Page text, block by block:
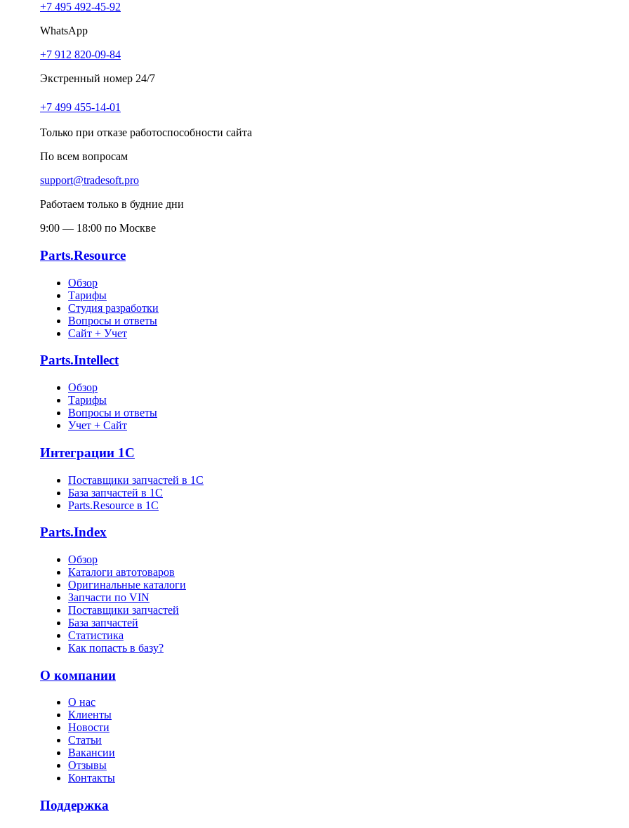
+7 495 492-45-92
WhatsApp
+7 912 820-09-84
Экстренный номер 24/7
+7 499 455-14-01
Только при отказе работоспособности сайта
По всем вопросам
support@tradesoft.pro
Работаем только в будние дни
9:00 — 18:00 по Москве
Parts.Resource
Обзор
Тарифы
Студия разработки
Вопросы и ответы
Сайт + Учет
Parts.Intellect
Обзор
Тарифы
Вопросы и ответы
Учет + Сайт
Интеграции 1С
Поставщики запчастей в 1C
База запчастей в 1С
Parts.Resource в 1C
Parts.Index
Обзор
Каталоги автотоваров
Оригинальные каталоги
Запчасти по VIN
Поставщики запчастей
База запчастей
Статистика
Как попасть в базу?
О компании
О нас
Клиенты
Новости
Статьи
Вакансии
Отзывы
Контакты
Поддержка